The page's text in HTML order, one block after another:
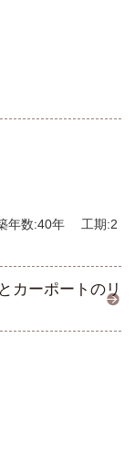
数:40年 工期:2
カーポートのリ